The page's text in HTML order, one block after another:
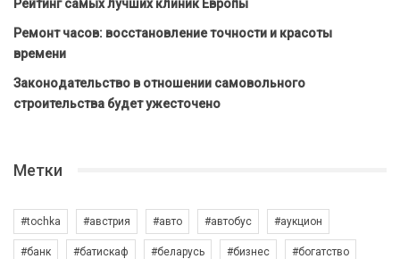
Рейтинг самых лучших клиник Европы
Ремонт часов: восстановление точности и красоты
времени
Законодательство в отношении самовольного
строительства будет ужесточено
Метки
#tochka #австрия #авто #автобус #аукцион
#банк #батискаф #беларусь #бизнес #богатство